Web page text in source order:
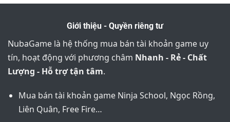
Giới thiệu - Quyền riêng tư
NubaGame là hệ thống mua bán tài khoản game uy
tín, hoạt động với phương châm Nhanh - Rẻ - Chất
Lượng - Hỗ trợ tận tâm.
Mua bán tài khoản game Ninja School, Ngọc Rồng,
Liên Quân, Free Fire…